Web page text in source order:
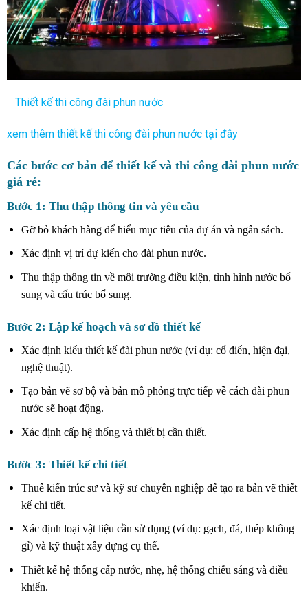
Thiết kế thi công đài phun nước
xem thêm thiết kế thi công đài phun nước tại đây
Các bước cơ bản để thiết kế và thi công đài phun nước
giá rẻ:
Bước 1: Thu thập thông tin và yêu cầu
Gỡ bỏ khách hàng để hiểu mục tiêu của dự án và ngân sách.
Xác định vị trí dự kiến ​​cho đài phun nước.
Thu thập thông tin về môi trường điều kiện, tình hình nước bổ
sung và cấu trúc bổ sung.
Bước 2: Lập kế hoạch và sơ đồ thiết kế
Xác định kiểu thiết kế đài phun nước (ví dụ: cổ điển, hiện đại,
nghệ thuật).
Tạo bản vẽ sơ bộ và bản mô phỏng trực tiếp về cách đài phun
nước sẽ hoạt động.
Xác định cấp hệ thống và thiết bị cần thiết.
Bước 3: Thiết kế chi tiết
Thuê kiến ​​trúc sư và kỹ sư chuyên nghiệp để tạo ra bản vẽ thiết
kế chi tiết.
Xác định loại vật liệu cần sử dụng (ví dụ: gạch, đá, thép không
gỉ) và kỹ thuật xây dựng cụ thể.
Thiết kế hệ thống cấp nước, nhẹ, hệ thống chiếu sáng và điều
khiển.